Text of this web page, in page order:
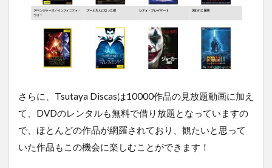
さらに、Tsutaya Discasは10000作品の見放題動画に加え
て、DVDのレンタルも無料で借り放題となっていますの
で、ほとんどの作品が網羅されており、観たいと思って
いた作品もこの機会に楽しむことができます！